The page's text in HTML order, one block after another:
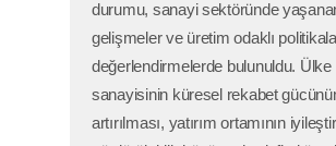
durumu, sanayi sektöründe
gelişmeler ve üretim odaklı
değerlendirmelerde bulunuldu. Ülke
sanayisinin küresel rekabet
artırılması, yatırım ortamının